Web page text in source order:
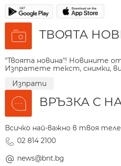
ТВОЯТА
"Твоята новина"! Новините
Изпратете текст, снимки,
Изпрати
ВРЪЗКА С
Всичко най-важно в твоя
02 814 2100
news@bnt.bg